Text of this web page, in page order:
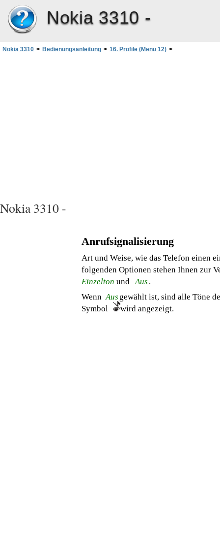
Nokia 3310 -
Nokia 3310 > Bedienungsanleitung > 16. Profile (Menü 12) >
Nokia 3310 -
Anrufsignalisierung
Art und Weise, wie das Telefon einen
folgenden Optionen stehen Ihnen zur
Einzelton und Aus .
Wenn Aus gewählt ist, sind alle Töne
Symbol
wird angezeigt.